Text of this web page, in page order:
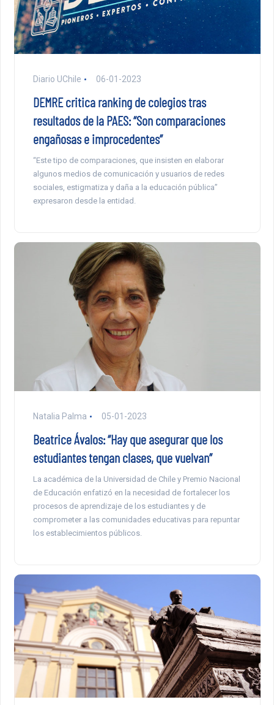
Diario UChile 06-01-2023
DEMRE critica ranking de colegios tras
resultados de la PAES: “Son comparaciones
engañosas e improcedentes”
“Este tipo de comparaciones, que insisten en elaborar
algunos medios de comunicación y usuarios de redes
sociales, estigmatiza y daña a la educación pública”
expresaron desde la entidad.
Natalia Palma 05-01-2023
Beatrice Ávalos: “Hay que asegurar que los
estudiantes tengan clases, que vuelvan”
La académica de la Universidad de Chile y Premio Nacional
de Educación enfatizó en la necesidad de fortalecer los
procesos de aprendizaje de los estudiantes y de
comprometer a las comunidades educativas para repuntar
los establecimientos públicos.